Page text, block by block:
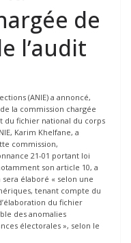
de
l’audit
(ANIE) a annoncé,
la commission chargée
du fichier national du corps
Karim Khelfane, a
commission,
21-01 portant loi
son article 10, a
élaboré « selon une
tenant compte du
du fichier
des anomalies
électorales », selon le